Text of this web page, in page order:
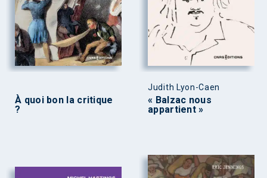
À quoi bon la critique
?
Judith Lyon-Caen
« Balzac nous
appartient »